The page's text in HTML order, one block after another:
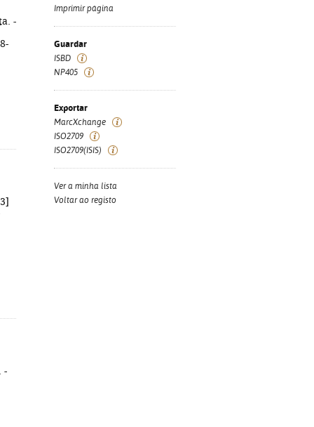
-
-
Imprimir página
Guardar
ISBD
NP405
Exportar
MarcXchange
ISO2709
ISO2709(ISIS)
Ver a minha lista
Voltar ao registo